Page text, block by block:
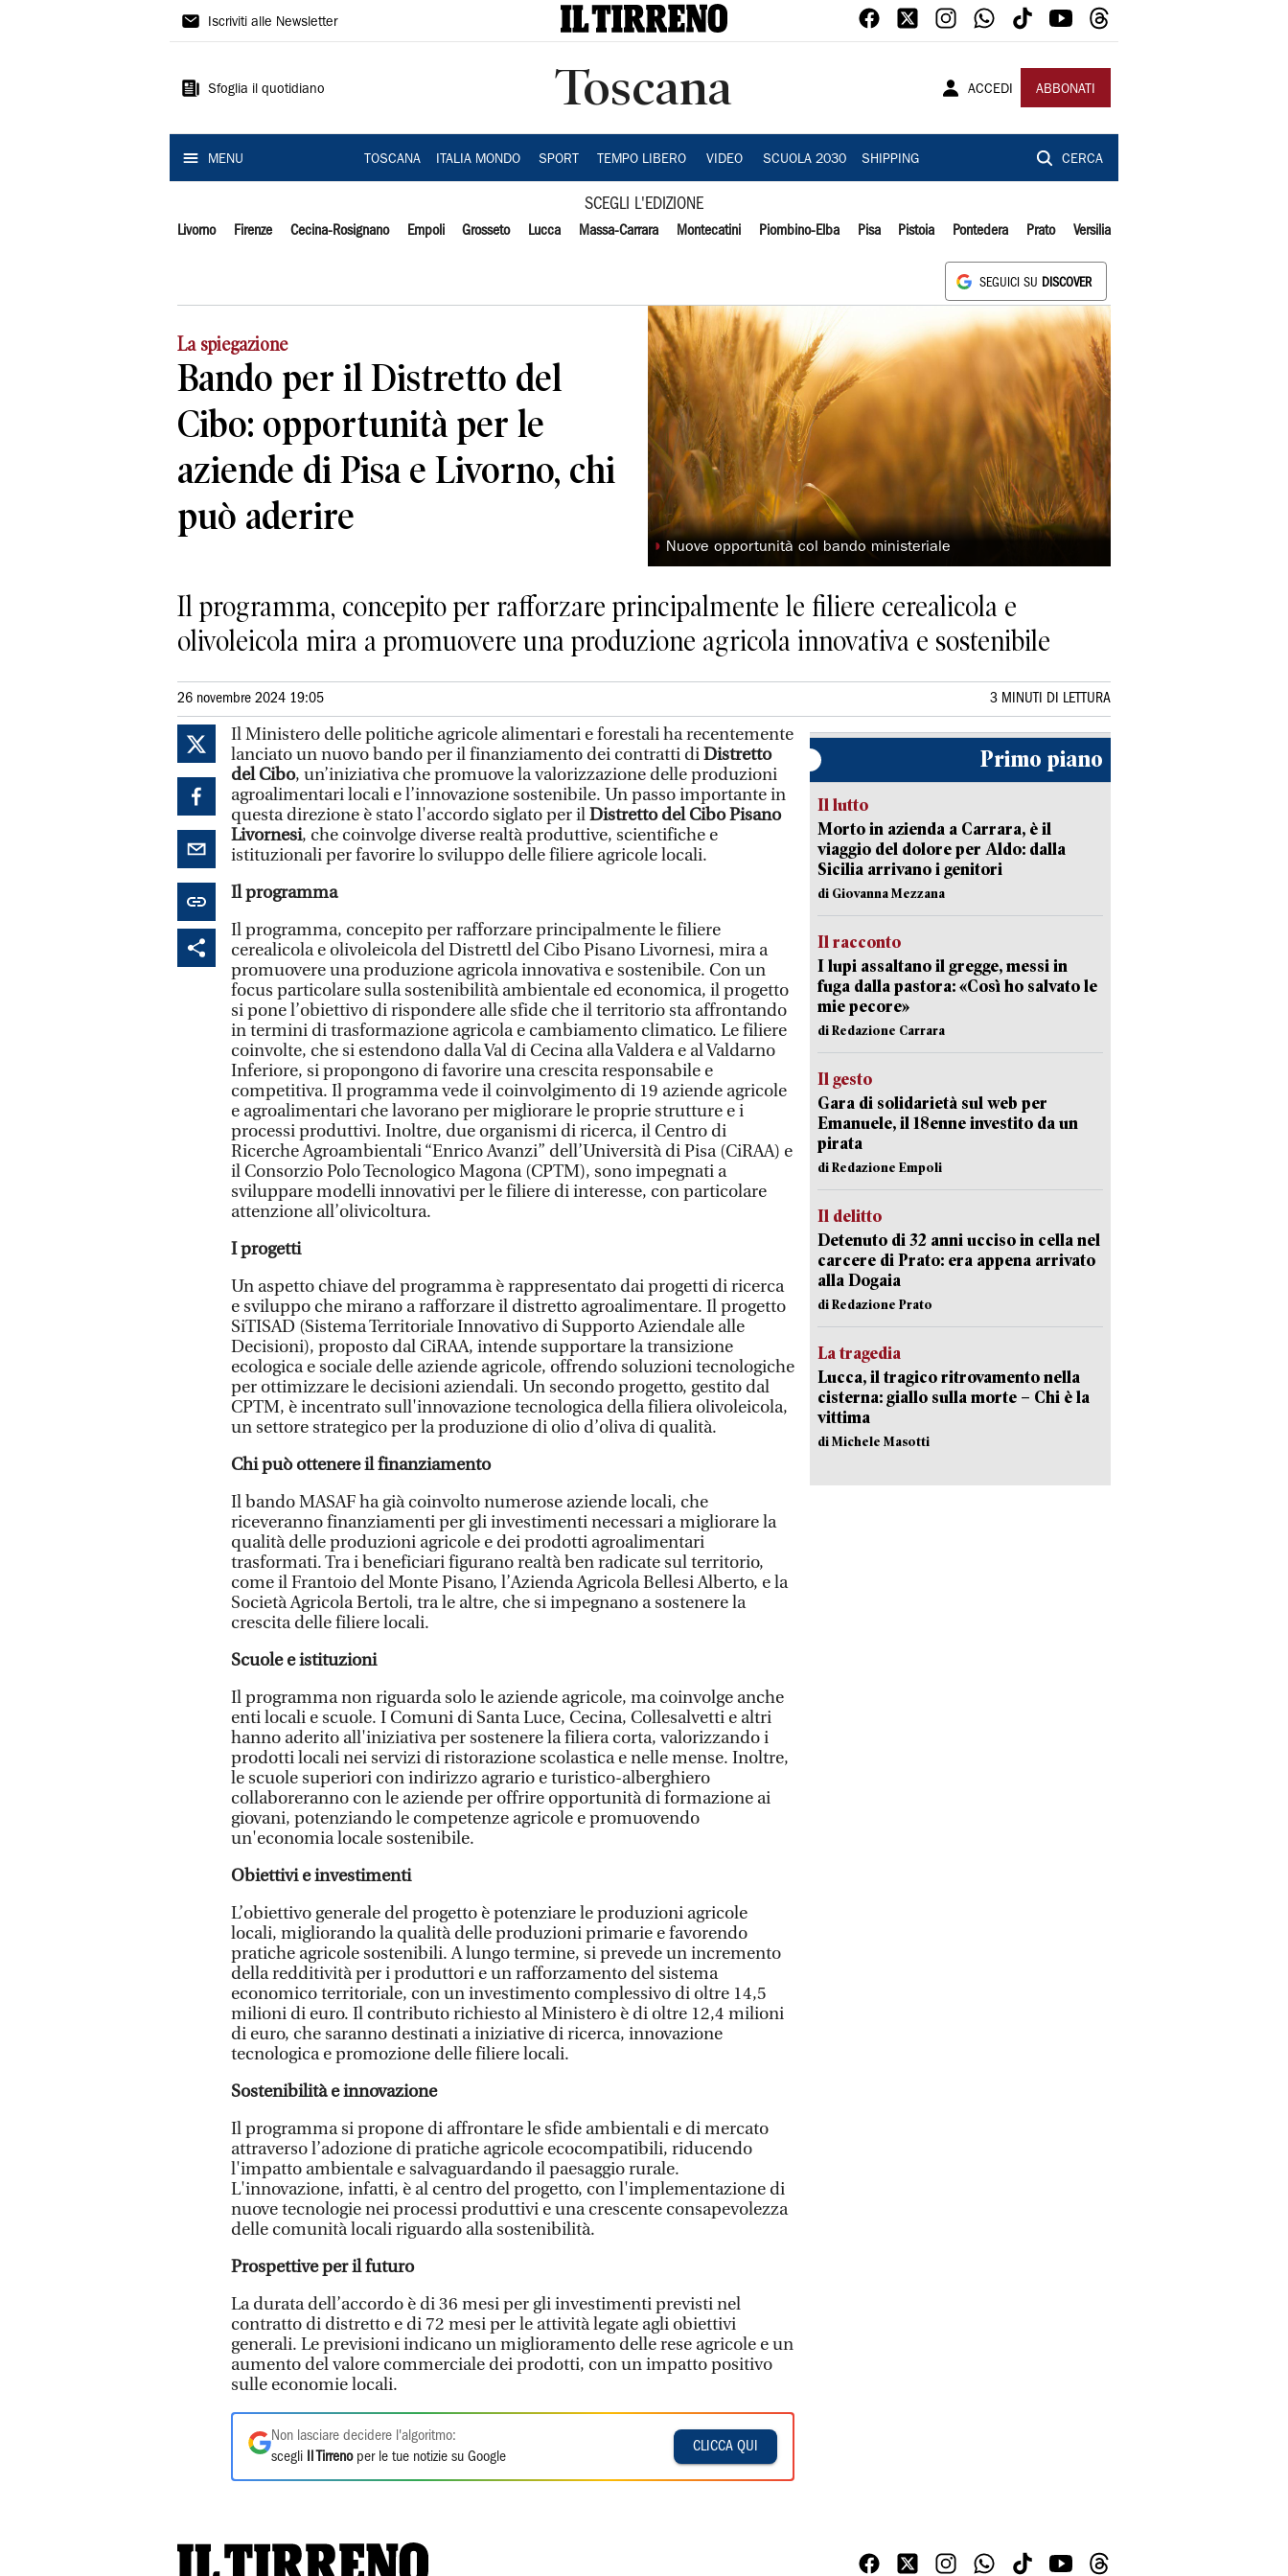
Il
Iscriviti alle Newsletter
Sfoglia il quotidiano Toscana ACCEDI ABBONATI
MENU TOSCANA ITALIA MONDO SPORT TEMPO LIBERO VIDEO SCUOLA 2030 SHIPPING CERCA
SCEGLI L'EDIZIONE
Livorno Firenze Cecina-Rosignano Empoli Grosseto Lucca Massa-Carrara Montecatini Piombino-Elba Pisa Pistoia Pontedera Prato Versilia
SEGUICI SU DISCOVER
La spiegazione
Bando per il Distretto del
Cibo: opportunità per le
aziende di Pisa e Livorno, chi
può aderire
◗ Nuove opportunità col bando ministeriale
Il programma, concepito per rafforzare principalmente le filiere cerealicola e
olivoleicola mira a promuovere una produzione agricola innovativa e sostenibile
26 novembre 2024 19:05 3 MINUTI DI LETTURA
Il Ministero delle politiche agricole alimentari e forestali ha recentemente
lanciato un nuovo bando per il finanziamento dei contratti diDistretto
del Cibo, un’iniziativa che promuove la valorizzazione delle produzioni
agroalimentari locali e l’innovazione sostenibile. Un passo importante in
questa direzione è stato l'accordo siglato per ilDistretto del Cibo Pisano
Livornesi, che coinvolge diverse realtà produttive, scientifiche e
istituzionali per favorire lo sviluppo delle filiere agricole locali.
Il programma
Il programma, concepito per rafforzare principalmente le filiere
cerealicola e olivoleicola del Distrettl del Cibo Pisano Livornesi, mira a
promuovere una produzione agricola innovativa e sostenibile. Con un
focus particolare sulla sostenibilità ambientale ed economica, il progetto
si pone l’obiettivo di rispondere alle sfide che il territorio sta affrontando
in termini di trasformazione agricola e cambiamento climatico. Le filiere
coinvolte, che si estendono dalla Val di Cecina alla Valdera e al Valdarno
Inferiore, si propongono di favorire una crescita responsabile e
competitiva. Il programma vede il coinvolgimento di 19 aziende agricole
e agroalimentari che lavorano per migliorare le proprie strutture e i
processi produttivi. Inoltre, due organismi di ricerca, il Centro di
Ricerche Agroambientali “Enrico Avanzi” dell’Università di Pisa (CiRAA) e
il Consorzio Polo Tecnologico Magona (CPTM), sono impegnati a
sviluppare modelli innovativi per le filiere di interesse, con particolare
attenzione all’olivicoltura.
I progetti
Un aspetto chiave del programma è rappresentato dai progetti di ricerca
e sviluppo che mirano a rafforzare il distretto agroalimentare. Il progetto
SiTISAD (Sistema Territoriale Innovativo di Supporto Aziendale alle
Decisioni), proposto dal CiRAA, intende supportare la transizione
ecologica e sociale delle aziende agricole, offrendo soluzioni tecnologiche
per ottimizzare le decisioni aziendali. Un secondo progetto, gestito dal
CPTM, è incentrato sull'innovazione tecnologica della filiera olivoleicola,
un settore strategico per la produzione di olio d’oliva di qualità.
Chi può ottenere il finanziamento
Il bando MASAF ha già coinvolto numerose aziende locali, che
riceveranno finanziamenti per gli investimenti necessari a migliorare la
qualità delle produzioni agricole e dei prodotti agroalimentari
trasformati. Tra i beneficiari figurano realtà ben radicate sul territorio,
come il Frantoio del Monte Pisano, l’Azienda Agricola Bellesi Alberto, e la
Società Agricola Bertoli, tra le altre, che si impegnano a sostenere la
crescita delle filiere locali.
Scuole e istituzioni
Il programma non riguarda solo le aziende agricole, ma coinvolge anche
enti locali e scuole. I Comuni di Santa Luce, Cecina, Collesalvetti e altri
hanno aderito all'iniziativa per sostenere la filiera corta, valorizzando i
prodotti locali nei servizi di ristorazione scolastica e nelle mense. Inoltre,
le scuole superiori con indirizzo agrario e turistico-alberghiero
collaboreranno con le aziende per offrire opportunità di formazione ai
giovani, potenziando le competenze agricole e promuovendo
un'economia locale sostenibile.
Obiettivi e investimenti
L’obiettivo generale del progetto è potenziare le produzioni agricole
locali, migliorando la qualità delle produzioni primarie e favorendo
pratiche agricole sostenibili. A lungo termine, si prevede un incremento
della redditività per i produttori e un rafforzamento del sistema
economico territoriale, con un investimento complessivo di oltre 14,5
milioni di euro. Il contributo richiesto al Ministero è di oltre 12,4 milioni
di euro, che saranno destinati a iniziative di ricerca, innovazione
tecnologica e promozione delle filiere locali.
Sostenibilità e innovazione
Il programma si propone di affrontare le sfide ambientali e di mercato
attraverso l’adozione di pratiche agricole ecocompatibili, riducendo
l'impatto ambientale e salvaguardando il paesaggio rurale.
L'innovazione, infatti, è al centro del progetto, con l'implementazione di
nuove tecnologie nei processi produttivi e una crescente consapevolezza
delle comunità locali riguardo alla sostenibilità.
Prospettive per il futuro
La durata dell’accordo è di 36 mesi per gli investimenti previsti nel
contratto di distretto e di 72 mesi per le attività legate agli obiettivi
generali. Le previsioni indicano un miglioramento delle rese agricole e un
aumento del valore commerciale dei prodotti, con un impatto positivo
sulle economie locali.
Non lasciare decidere l'algoritmo:
scegli
Il Tirrenoper le tue notizie su Google
CLICCA QUI
Primo piano
Il lutto
Morto in azienda a Carrara, è il
viaggio del dolore per Aldo: dalla
Sicilia arrivano i genitori
di Giovanna Mezzana
Il racconto
I lupi assaltano il gregge, messi in
fuga dalla pastora: «Così ho salvato le
mie pecore»
di Redazione Carrara
Il gesto
Gara di solidarietà sul web per
Emanuele, il 18enne investito da un
pirata
di Redazione Empoli
Il delitto
Detenuto di 32 anni ucciso in cella nel
carcere di Prato: era appena arrivato
alla Dogaia
di Redazione Prato
La tragedia
Lucca, il tragico ritrovamento nella
cisterna: giallo sulla morte – Chi è la
vittima
di Michele Masotti